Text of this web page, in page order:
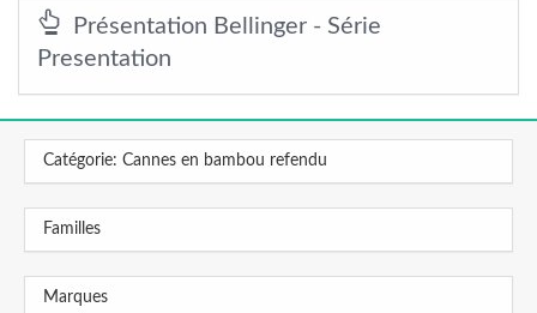
Présentation Bellinger - Série
Presentation
Catégorie: Cannes en bambou refendu
Familles
Marques